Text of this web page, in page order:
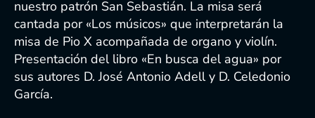
nuestro patrón San Sebastián. La misa será
cantada por «Los músicos» que interpretarán la
misa de Pio X acompañada de organo y violín.
Presentación del libro «En busca del agua» por
sus autores D. José Antonio Adell y D. Celedonio
García.